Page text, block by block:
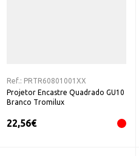
Ref.: PRTR60801001XX
Projetor Encastre Quadrado GU10
Branco Tromilux
22,56€